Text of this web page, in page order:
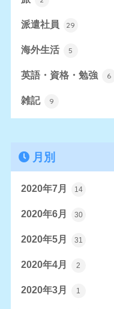
派遣社員 29
海外生活 5
英語・資格・勉強 6
雑記 9
月別
2020年7月 14
2020年6月 30
2020年5月 31
2020年4月 2
2020年3月 1